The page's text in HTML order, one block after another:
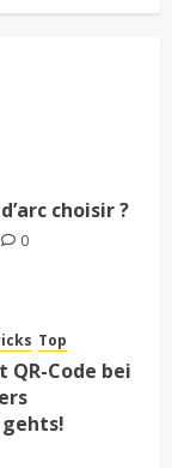
choisir ?
0
Top
Code bei
gehts!